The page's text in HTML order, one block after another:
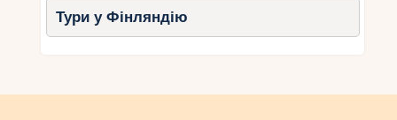
Тури у Фінляндію